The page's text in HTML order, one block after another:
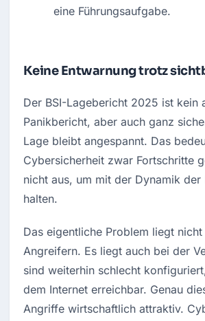
eine Führungsaufgabe.
Keine Entwarnung trotz
Der BSI-Lagebericht 2025 ist kein
Panikbericht, aber auch ganz
Lage bleibt angespannt. Das
Cybersicherheit zwar Fortschritte
nicht aus, um mit der Dynamik
halten.
Das eigentliche Problem liegt
Angreifern. Es liegt auch bei der
sind weiterhin schlecht
dem Internet erreichbar. Genau
Angriffe wirtschaftlich attraktiv.